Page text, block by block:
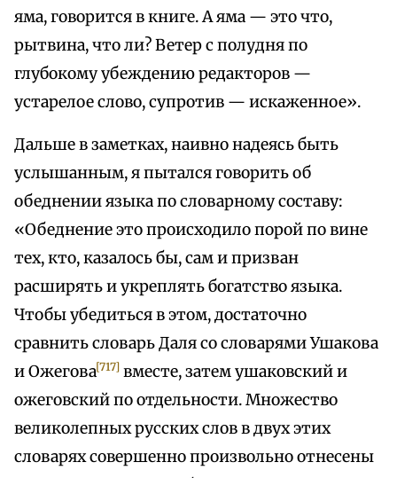
яма, говорится в книге. А яма — это что,
рытвина, что ли? Ветер с полудня по
глубокому убеждению редакторов —
устарелое слово, супротив — искаженное».
Дальше в заметках, наивно надеясь быть
услышанным, я пытался говорить об
обеднении языка по словарному составу:
«Обеднение это происходило порой по вине
тех, кто, казалось бы, сам и призван
расширять и укреплять богатство языка.
Чтобы убедиться в этом, достаточно
сравнить словарь Даля со словарями Ушакова
и Ожегова[717] вместе, затем ушаковский и
ожеговский по отдельности. Множество
великолепных русских слов в двух этих
словарях совершенно произвольно отнесены